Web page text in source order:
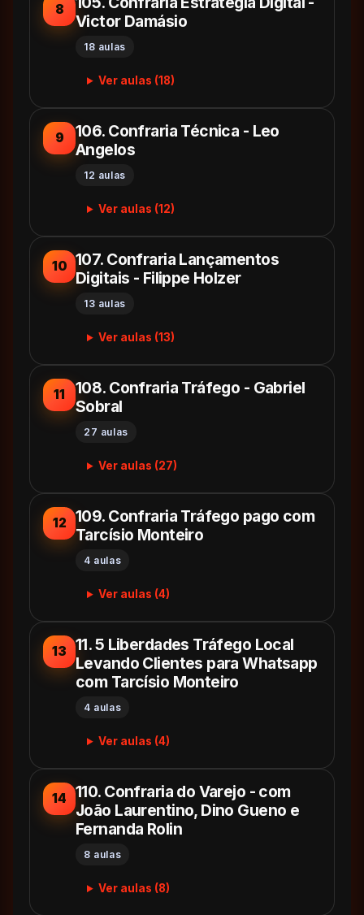
8
Victor Damásio
18 aulas
Ver aulas (18)
9
106. Confraria Técnica - Leo
Angelos
12 aulas
Ver aulas (12)
10 107. Confraria Lançamentos
Digitais - Filippe Holzer
13 aulas
Ver aulas (13)
11
108. Confraria Tráfego - Gabriel
Sobral
27 aulas
Ver aulas (27)
12
109. Confraria Tráfego pago com
Tarcísio Monteiro
4 aulas
Ver aulas (4)
13
11. 5 Liberdades Tráfego Local
Levando Clientes para Whatsapp
com Tarcísio Monteiro
4 aulas
Ver aulas (4)
14
110. Confraria do Varejo - com
João Laurentino, Dino Gueno e
Fernanda Rolin
8 aulas
Ver aulas (8)